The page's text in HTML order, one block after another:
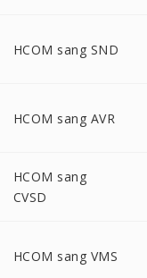
HCOM sang SND
HCOM sang AVR
HCOM sang
CVSD
HCOM sang VMS